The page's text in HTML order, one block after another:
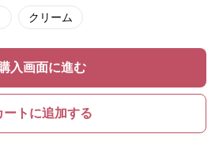
クリーム
入画面に進む
ートに追加する